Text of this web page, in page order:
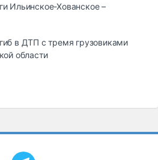
Ильинское-Хованское –
в ДТП с тремя грузовиками
области